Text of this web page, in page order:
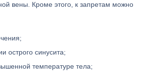
вены. Кроме этого, к запретам можно
острого синусита;
температуре тела;